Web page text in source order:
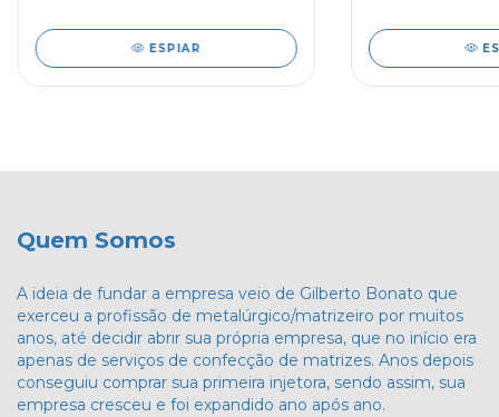
ESPIAR
Quem Somos
A ideia de fundar a empresa veio de Gilberto Bonato que
exerceu a profissão de metalúrgico/matrizeiro por muitos
anos, até decidir abrir sua própria empresa, que no início era
apenas de serviços de confecção de matrizes. Anos depois
conseguiu comprar sua primeira injetora, sendo assim, sua
empresa cresceu e foi expandido ano após ano.